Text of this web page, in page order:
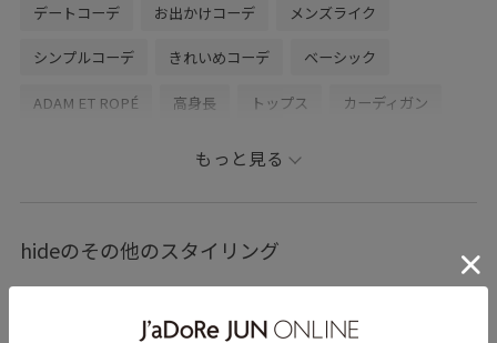
デートコーデ お出かけコーデ メンズライク
シンプルコーデ きれいめコーデ ベーシック
ADAM ET ROPÉ 高身長 トップス カーディガン
LMK15020
ふくらみ ゆったり
カジュアル シャツ シャーリング ジャケット
ストレスフリー セットアップ
もっと見る
hideのその他のスタイリング